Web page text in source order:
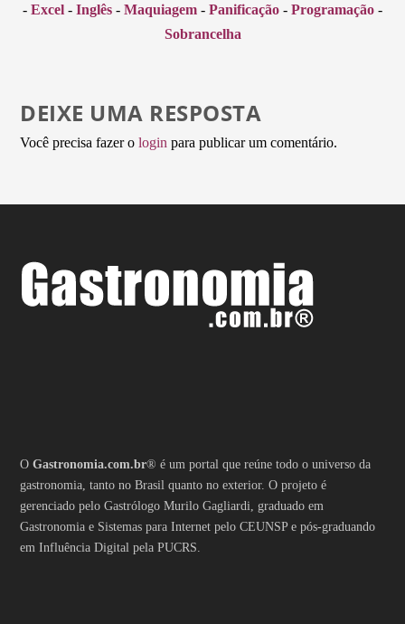
- Excel - Inglês - Maquiagem - Panificação - Programação -
Sobrancelha
DEIXE UMA RESPOSTA
Você precisa fazer ologin para publicar um comentário.
OGastronomia.com.br® é um portal que reúne todo o universo da
gastronomia, tanto no Brasil quanto no exterior. O projeto é
gerenciado pelo Gastrólogo Murilo Gagliardi, graduado em
Gastronomia e Sistemas para Internet pelo CEUNSP e pós-graduando
em Influência Digital pela PUCRS.